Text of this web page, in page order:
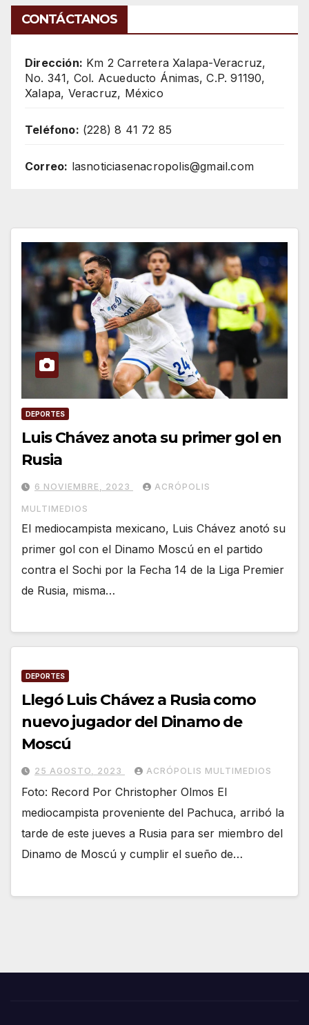
CONTÁCTANOS
Dirección: Km 2 Carretera Xalapa-Veracruz,
No. 341, Col. Acueducto Ánimas, C.P. 91190,
Xalapa, Veracruz, México
Teléfono: (228) 8 41 72 85
Correo: lasnoticiasenacropolis@gmail.com
DEPORTES
Luis Chávez anota su primer gol en
Rusia
6 NOVIEMBRE, 2023 ACRÓPOLIS
MULTIMEDIOS
El mediocampista mexicano, Luis Chávez anotó su
primer gol con el Dinamo Moscú en el partido
contra el Sochi por la Fecha 14 de la Liga Premier
de Rusia, misma…
DEPORTES
Llegó Luis Chávez a Rusia como
nuevo jugador del Dinamo de
Moscú
25 AGOSTO, 2023 ACRÓPOLIS MULTIMEDIOS
Foto: Record Por Christopher Olmos El
mediocampista proveniente del Pachuca, arribó la
tarde de este jueves a Rusia para ser miembro del
Dinamo de Moscú y cumplir el sueño de…